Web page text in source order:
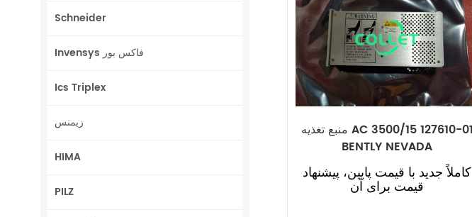
منبع تغذیه AC 3500/15 127610-01
BENTLY NEVADA
کاملاً جدید با قیمت پایین، پیشنهاد
قیمت برای آن
Schneider
Invensys فاکس بور
Ics Triplex
زیمنس
HIMA
PILZ